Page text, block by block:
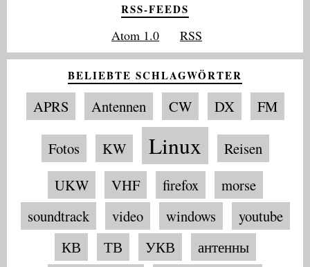
RSS-FEEDS
Atom 1.0 RSS
BELIEBTE SCHLAGWÖRTER
APRS Antennen CW DX FM
Fotos KW Linux
Reisen
UKW
VHF firefox
morse
soundtrack
video windows
youtube
КВ
ТВ УКВ
антенны